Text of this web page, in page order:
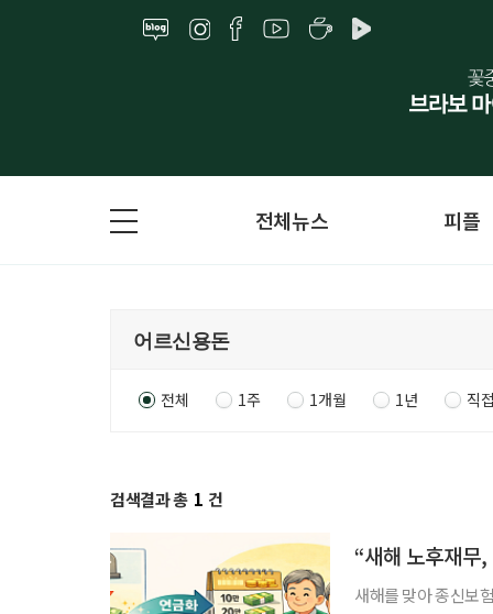
전체뉴스 피플
전체 1주 1개월 1년 직
검색결과 총 1 건
“새해 노후재무
새해를 맞아 종신보